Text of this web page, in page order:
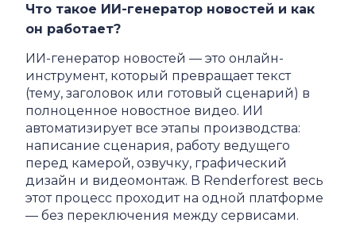
Что такое ИИ-генератор новостей и как
он работает?
ИИ-генератор новостей — это онлайн-
инструмент, который превращает текст
(тему, заголовок или готовый сценарий) в
полноценное новостное видео. ИИ
автоматизирует все этапы производства:
написание сценария, работу ведущего
перед камерой, озвучку, графический
дизайн и видеомонтаж. В Renderforest весь
этот процесс проходит на одной платформе
— без переключения между сервисами.